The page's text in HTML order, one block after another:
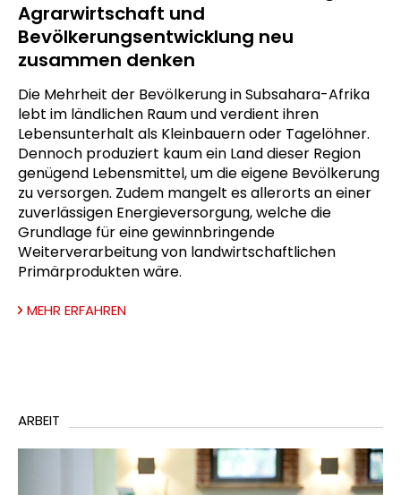
Agrarwirtschaft und
Bevölkerungsentwicklung neu
zusammen denken
Die Mehrheit der Bevölkerung in Subsahara-Afrika
lebt im ländlichen Raum und verdient ihren
Lebensunterhalt als Kleinbauern oder Tagelöhner.
Dennoch produziert kaum ein Land dieser Region
genügend Lebensmittel, um die eigene Bevölkerung
zu versorgen. Zudem mangelt es allerorts an einer
zuverlässigen Energieversorgung, welche die
Grundlage für eine gewinnbringende
Weiterverarbeitung von landwirtschaftlichen
Primärprodukten wäre.
MEHR ERFAHREN
ARBEIT